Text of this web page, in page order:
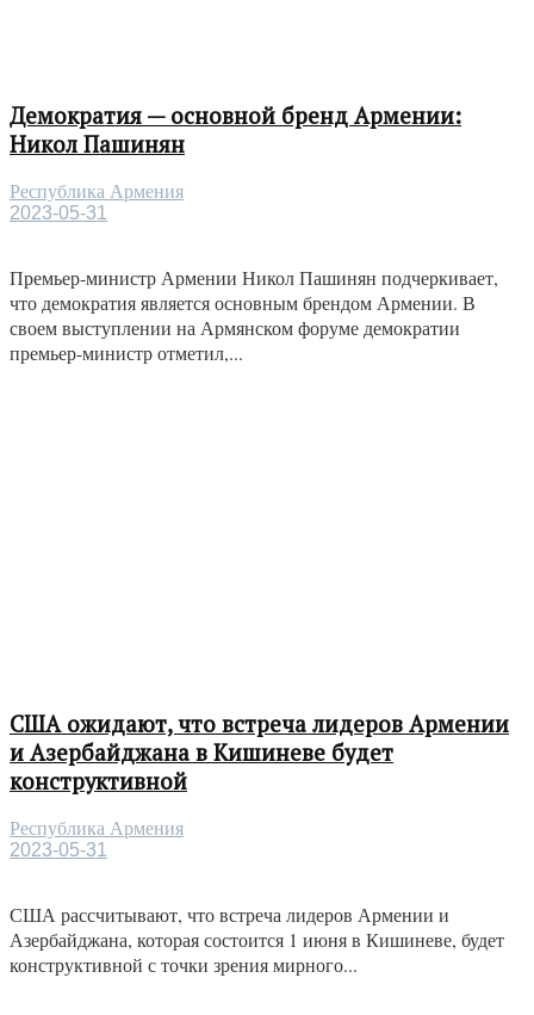
Демократия — основной бренд Армении:
Никол Пашинян
Республика Армения
2023-05-31
Премьер-министр Армении Никол Пашинян подчеркивает,
что демократия является основным брендом Армении. В
своем выступлении на Армянском форуме демократии
премьер-министр отметил,...
США ожидают, что встреча лидеров Армении
и Азербайджана в Кишиневе будет
конструктивной
Республика Армения
2023-05-31
США рассчитывают, что встреча лидеров Армении и
Азербайджана, которая состоится 1 июня в Кишиневе, будет
конструктивной с точки зрения мирного...